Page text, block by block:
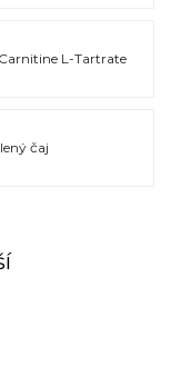
kávových zrn,
vstřebávání
tukových
což z něj
doplňkem pro
a
L-Tartrate
čaj